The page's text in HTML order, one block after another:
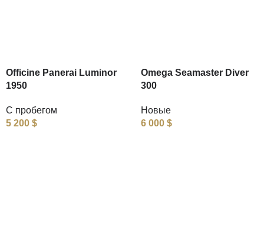
Officine Panerai Luminor
1950
С пробегом
5 200 $
Omega Seamaster Diver
300
Новые
6 000 $